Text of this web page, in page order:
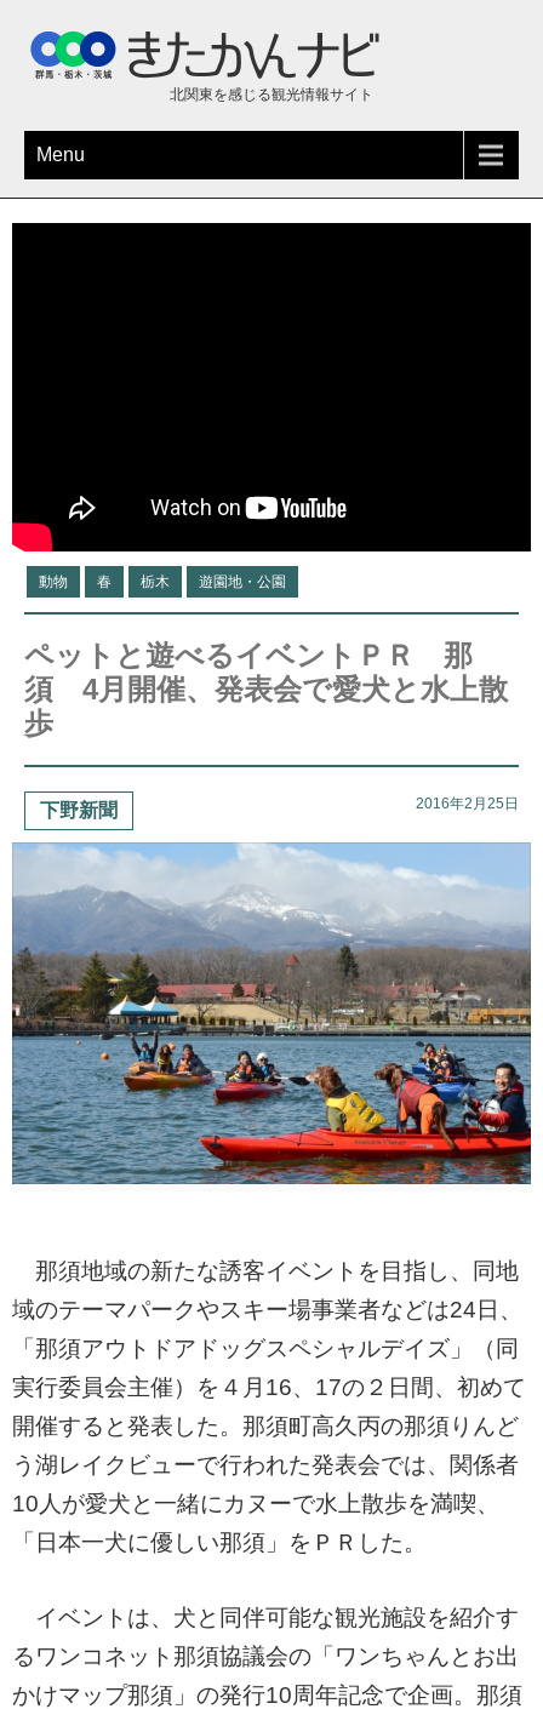
北関東を感じる観光情報サイト
Menu
動物 春 栃木 遊園地・公園
ペットと遊べるイベントＰＲ 那
須 4月開催、発表会で愛犬と水上散
歩
下野新聞 2016年2月25日
那須地域の新たな誘客イベントを目指し、同地
域のテーマパークやスキー場事業者などは24日、
「那須アウトドアドッグスペシャルデイズ」（同
実行委員会主催）を４月16、17の２日間、初めて
開催すると発表した。那須町高久丙の那須りんど
う湖レイクビューで行われた発表会では、関係者
10人が愛犬と一緒にカヌーで水上散歩を満喫、
「日本一犬に優しい那須」をＰＲした。
イベントは、犬と同伴可能な観光施設を紹介す
るワンコネット那須協議会の「ワンちゃんとお出
かけマップ那須」の発行10周年記念で企画。那須